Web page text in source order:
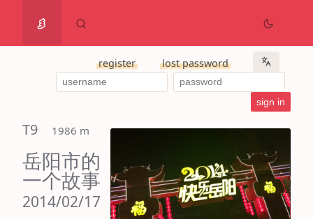
register lost password
T9 1986 m
岳阳市的
一个故事
2014/02/17